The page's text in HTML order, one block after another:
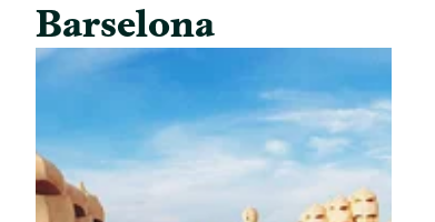
Barselona